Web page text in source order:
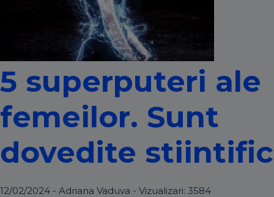
5 superputeri ale
femeilor. Sunt
dovedite stiintific
12/02/2024 - Adriana Vaduva - Vizualizari: 3584